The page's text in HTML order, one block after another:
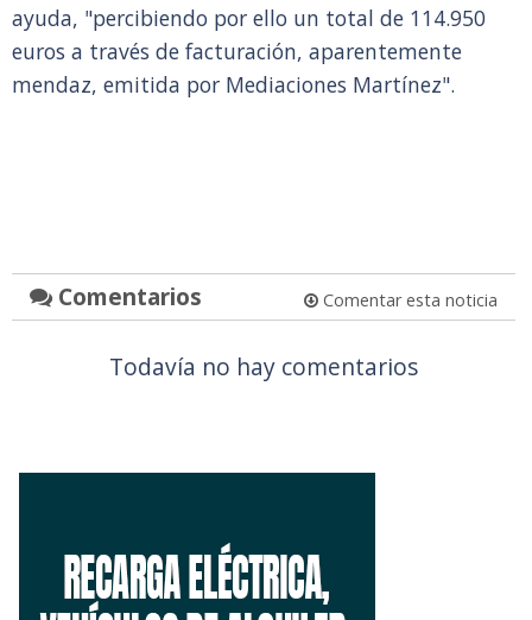
ayuda, "percibiendo por ello un total de 114.950
euros a través de facturación, aparentemente
mendaz, emitida por Mediaciones Martínez".
Comentarios Comentar esta noticia
Todavía no hay comentarios